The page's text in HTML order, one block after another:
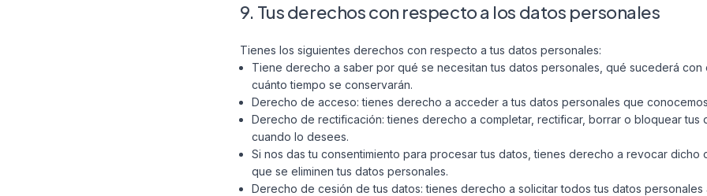
9. Tus derechos con respecto a los datos personales
Tienes los siguientes derechos con respecto a tus datos personales:
Tiene derecho a saber por qué se necesitan tus datos personales, qué sucederá con
cuánto tiempo se conservarán.
Derecho de acceso: tienes derecho a acceder a tus datos personales que
Derecho de rectificación: tienes derecho a completar, rectificar, borrar o bloquear tus
cuando lo desees.
Si nos das tu consentimiento para procesar tus datos, tienes derecho a revocar dicho
que se eliminen tus datos personales.
Derecho de cesión de tus datos: tienes derecho a solicitar todos tus datos